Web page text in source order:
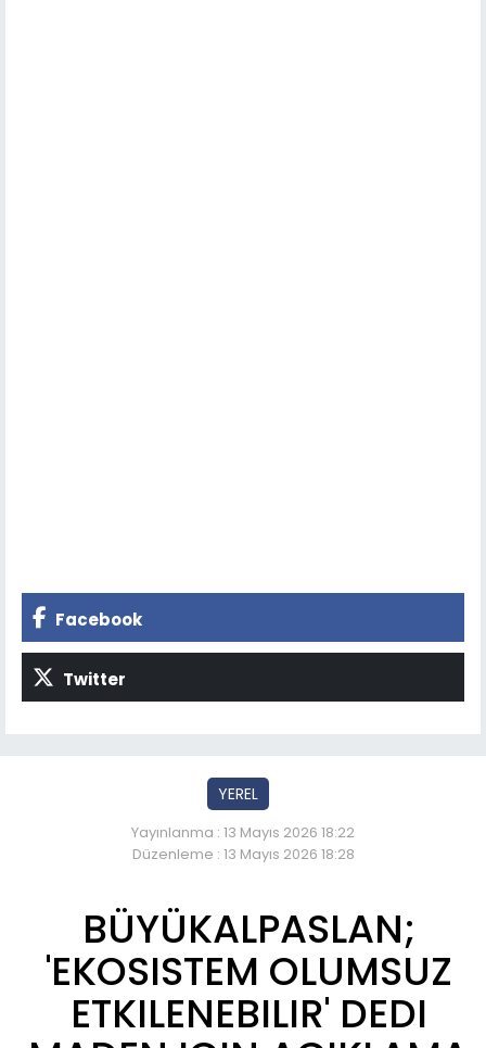
Facebook
Twitter
YEREL
Yayınlanma : 13 Mayıs 2026 18:22
Düzenleme : 13 Mayıs 2026 18:28
BÜYÜKALPASLAN;
'EKOSISTEM OLUMSUZ
ETKILENEBILIR' DEDI